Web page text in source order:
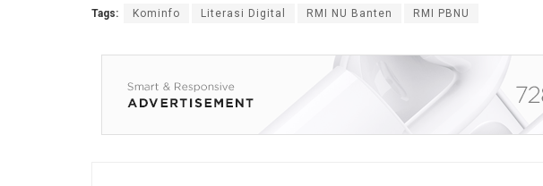
Tags: Kominfo Literasi Digital RMI NU Banten RMI PBNU